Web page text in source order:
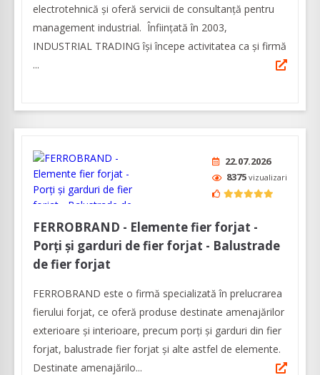
electrotehnică și oferă servicii de consultanță pentru
management industrial. Înfiinţată în 2003,
INDUSTRIAL TRADING îşi începe activitatea ca şi firmă
...
22.07.2026
8375 vizualizari
FERROBRAND - Elemente fier forjat -
Porți și garduri de fier forjat - Balustrade
de fier forjat
FERROBRAND este o firmă specializată în prelucrarea
fierului forjat, ce oferă produse destinate amenajărilor
exterioare şi interioare, precum porți și garduri din fier
forjat, balustrade fier forjat și alte astfel de elemente.
Destinate amenajărilo...